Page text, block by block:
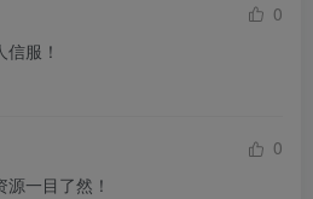
0
服！
0
一目了然！